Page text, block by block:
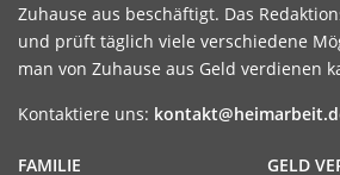
Zuhause aus beschäftigt. Das
und prüft täglich viele verschiedene
man von Zuhause aus Geld verdienen
Kontaktiere uns:
GELD
FAMILIE